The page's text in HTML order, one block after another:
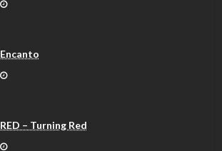
Encanto
RED – Turning Red